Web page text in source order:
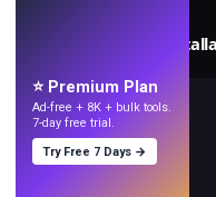
Crea fondos de pantalla
⭐ Premium Plan
Ad-free + 8K + bulk tools.
7-day free trial.
Try Free 7 Days →